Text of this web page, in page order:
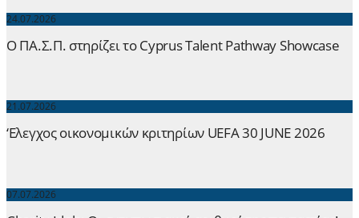
24.07.2026
Ο ΠΑ.Σ.Π. στηρίζει το Cyprus Talent Pathway Showcase
21.07.2026
‘Ελεγχος οικονομικών κριτηρίων UEFA 30 JUNE 2026
07.07.2026